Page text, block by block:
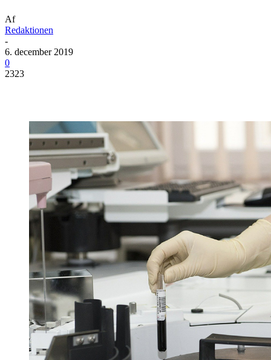
Af
Redaktionen
-
6. december 2019
0
2323